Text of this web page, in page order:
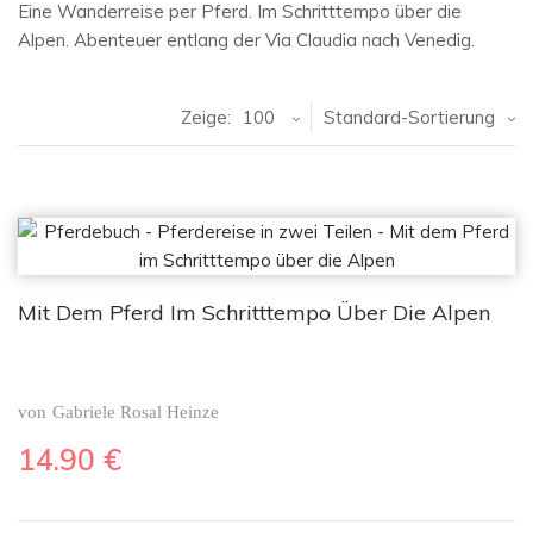
Eine Wanderreise per Pferd. Im Schritttempo über die
Alpen. Abenteuer entlang der Via Claudia nach Venedig.
Standard-Sortierung
Zeige: 100
Mit Dem Pferd Im Schritttempo Über Die Alpen
von Gabriele Rosal Heinze
14.90 €